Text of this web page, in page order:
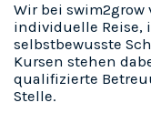
Wir bei
individuelle Reise,
selbstbewusste
Kursen stehen
qualifizierte
Stelle.